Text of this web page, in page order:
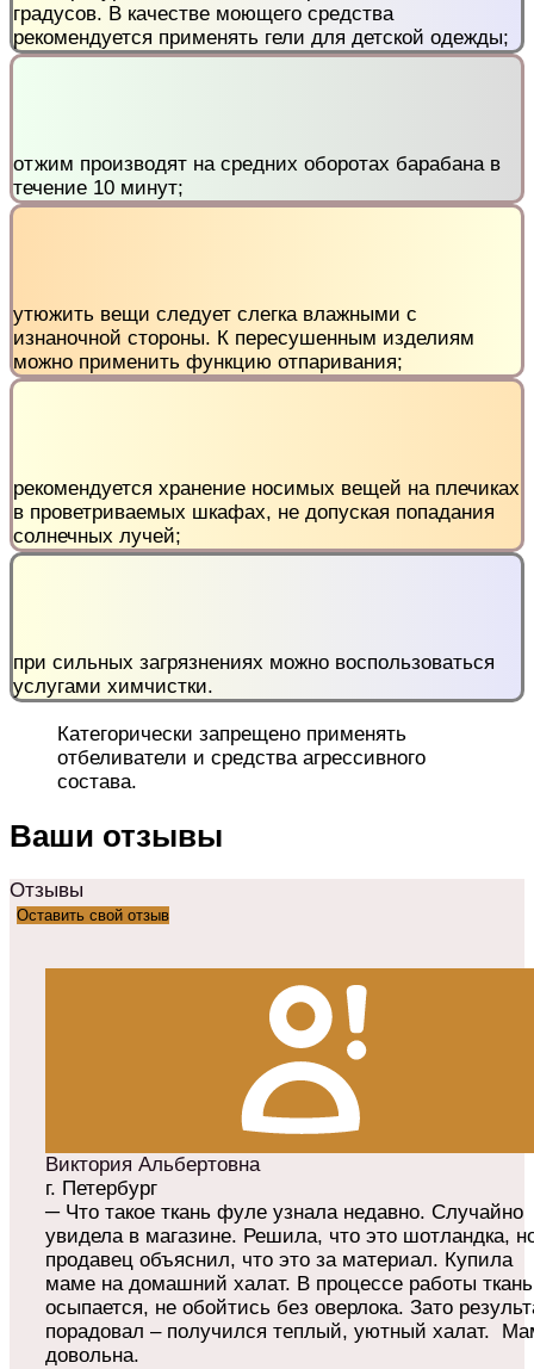
градусов. В качестве моющего средства
рекомендуется применять гели для детской одежды;
отжим производят на средних оборотах барабана в
течение 10 минут;
утюжить вещи следует слегка влажными с
изнаночной стороны. К пересушенным изделиям
можно применить функцию отпаривания;
рекомендуется хранение носимых вещей на плечиках
в проветриваемых шкафах, не допуская попадания
солнечных лучей;
при сильных загрязнениях можно воспользоваться
услугами химчистки.
Категорически запрещено применять
отбеливатели и средства агрессивного
состава.
Ваши отзывы
Отзывы
Оставить свой отзыв
Виктория Альбертовна
г. Петербург
─ Что такое ткань фуле узнала недавно. Случайно
увидела в магазине. Решила, что это шотландка,
продавец объяснил, что это за материал. Купила
маме на домашний халат. В процессе работы ткань
осыпается, не обойтись без оверлока. Зато
порадовал – получился теплый, уютный халат.
довольна.